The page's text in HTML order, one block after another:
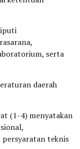
serta
daerah
(1-4) menyatakan
persyaratan teknis